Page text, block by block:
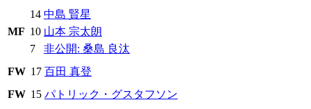
MF
14 中島 賢星
10 山本 宗太朗
7
非公開: 桑島 良汰
FW 17 百田 真登
FW 15 パトリック・グスタフソン